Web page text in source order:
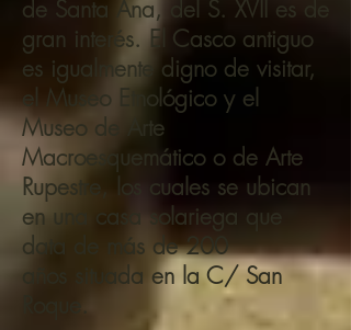
de Santa Ana, del S. XVII es de
gran interés. El Casco antiguo
es igualmente digno de visitar,
el Museo Etnológico y el
Museo de Arte
Macroesquemático o de Arte
Rupestre, los cuales se ubican
en una casa solariega que
data de más de 200
años situada en la C/ San